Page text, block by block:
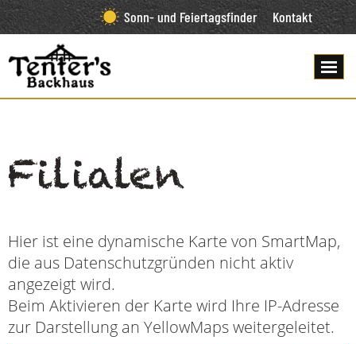
Sonn- und Feiertagsfinder Kontakt
Filialen
Hier ist eine dynamische Karte von SmartMap,
die aus Datenschutzgründen nicht aktiv
angezeigt wird.
Beim Aktivieren der Karte wird Ihre IP-Adresse
zur Darstellung an YellowMaps weitergeleitet.